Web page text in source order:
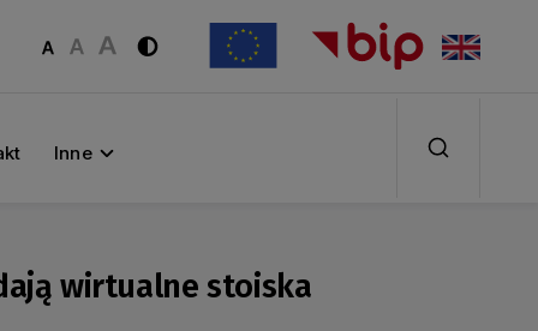
Inne
wirtualne stoiska